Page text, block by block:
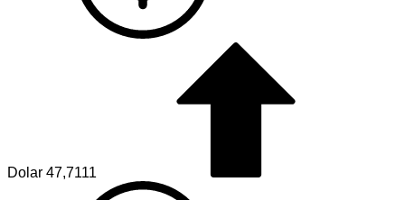
Dolar 47,7111